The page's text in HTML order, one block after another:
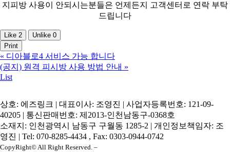
지피방 사용이 안되시는분들은 언제든지 고객센터로 연락 부탁
드립니다
Like 2 Unlike 0
Print
« 디아블로4 서비스 가능 합니다
(공지) 원격 피시방 사용 방법 안내 »
List
상호: 에즈링크 | 대표이사: 조영진 | 사업자등록번호: 121-09-
40205 | 통신판매번호: 제2013-인천남동구-0368호
소재지: 인천광역시 남동구 구월동 1285-2 | 개인정보책임자: 조
영진 | Tel: 070-8285-4434 , Fax: 0303-0944-0742
CopyRight© All Right Reserved. –